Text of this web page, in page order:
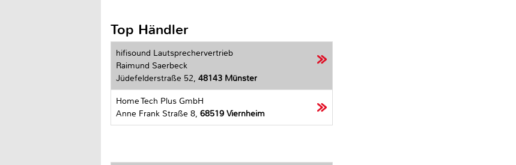
Top Händler
hifisound Lautsprechervertrieb
Raimund Saerbeck
Jüdefelderstraße 52, 48143 Münster
Home Tech Plus GmbH
Anne Frank Straße 8, 68519 Viernheim